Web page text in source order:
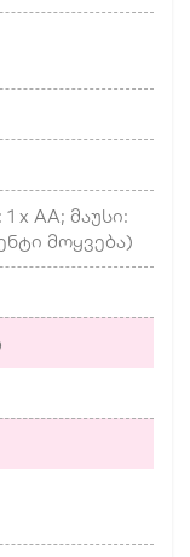
x AA; მაუსი:
მოყვება)